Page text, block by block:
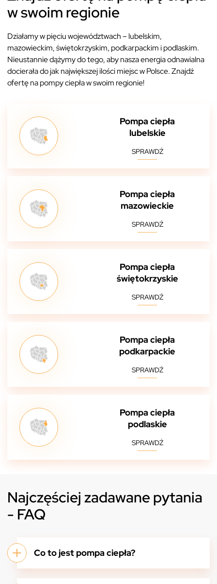
w swoim regionie
Działamy w pięciu województwach – lubelskim,
mazowieckim, świętokrzyskim, podkarpackim i podlaskim.
Nieustannie dążymy do tego, aby nasza energia odnawialna
docierała do jak największej ilości miejsc w Polsce. Znajdź
ofertę na pompy ciepła w swoim regionie!
Pompa ciepła
lubelskie
SPRAWDŹ
Pompa ciepła
mazowieckie
SPRAWDŹ
Pompa ciepła
świętokrzyskie
SPRAWDŹ
Pompa ciepła
podkarpackie
SPRAWDŹ
Pompa ciepła
podlaskie
SPRAWDŹ
Najczęściej zadawane pytania
- FAQ
Co to jest pompa ciepła?